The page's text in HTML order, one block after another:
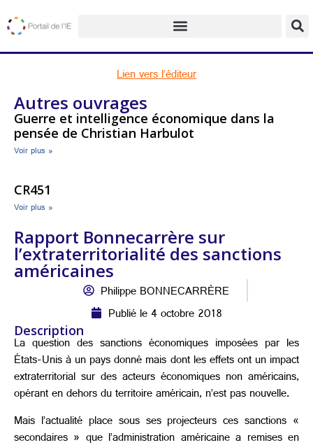
Lien vers l’éditeur
Autres ouvrages
Guerre et intelligence économique dans la
pensée de Christian Harbulot
Voir plus »
CR451
Voir plus »
Rapport Bonnecarrère sur
l’extraterritorialité des sanctions
américaines
Philippe BONNECARRÈRE
Publié le 4 octobre 2018
Description
La question des sanctions économiques imposées par les
États-Unis à un pays donné mais dont les effets ont un impact
extraterritorial sur des acteurs économiques non américains,
opérant en dehors du territoire américain, n’est pas nouvelle.
Mais l’actualité place sous ses projecteurs ces sanctions «
secondaires » que l’administration américaine a remises en